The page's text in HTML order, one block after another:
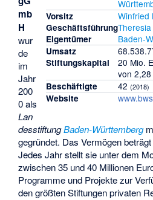
Vorsitz Winfried
Geschäftsführung
Eigentümer Baden-
Umsatz
Stiftungskapital
20 Mio.
von
Beschäftigte 42 (2018)
Website
mb
H
wur
de
im
Jahr
200
0 als
Lan
desstiftungBaden-Württemberg
gegründet. Das Vermögen
Jedes Jahr stellt sie unter dem
zwischen 35 und 40 Millionen
Programme und Projekte zur
den größten Stiftungen privaten